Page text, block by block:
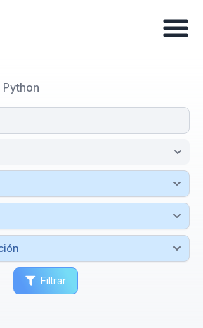
Python
Filtrar